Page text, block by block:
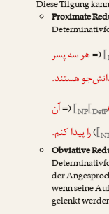
Diese Tilgung
Proximate
[
(=هر سه پسر
هستند.
[NP[DetP
(=آن
[
)را پیدا کنم.
Obviative
der
wenn seine
gelenkt